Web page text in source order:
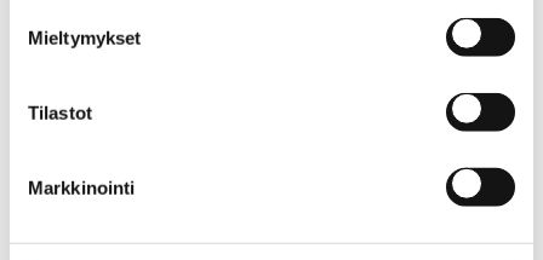
Mieltymykset
Tilastot
Markkinointi
Näyttelyt,Runon ja laulun
näyttely,
www.rautalampi.fi